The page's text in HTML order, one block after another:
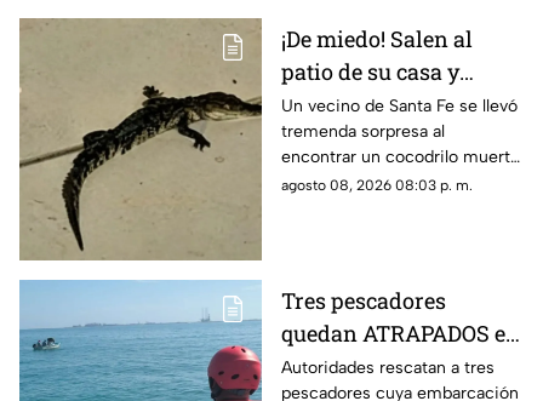
¡De miedo! Salen al
patio de su casa y
encuentran un
cocodrilo SIN VIDA;
pasó en Santa Fe
Un vecino de Santa Fe se llevó
tremenda sorpresa al
encontrar un cocodrilo muerto
en el patio de su casa sin que
agosto 08, 2026 08:03 p. m.
Tres pescadores
quedan ATRAPADOS en
altamar tras falla
Autoridades rescatan a tres
pescadores cuya embarcación